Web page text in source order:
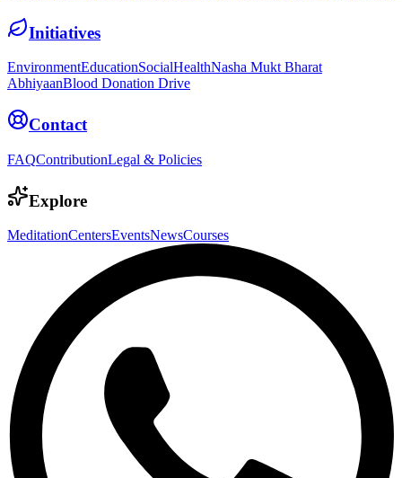
Initiatives
EnvironmentEducationSocialHealthNasha Mukt Bharat
AbhiyaanBlood Donation Drive
Contact
FAQContributionLegal & Policies
Explore
MeditationCentersEventsNewsCourses